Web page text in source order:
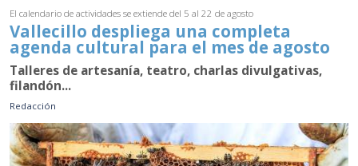
El calendario de actividades se extiende del 5 al 22 de agosto
Vallecillo despliega una completa
agenda cultural para el mes de agosto
Talleres de artesanía, teatro, charlas divulgativas,
filandón...
Redacción